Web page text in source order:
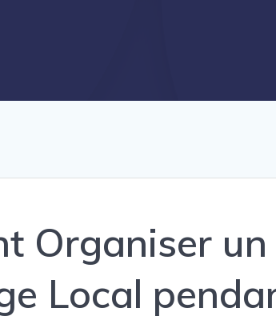
Organiser un
Local